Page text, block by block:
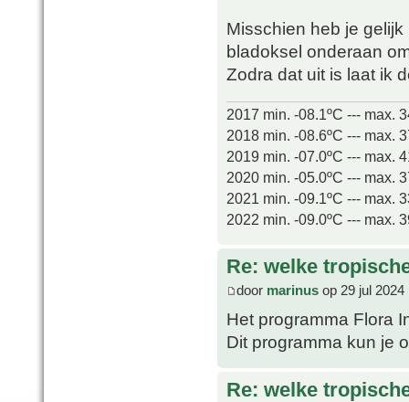
Misschien heb je
bladoksel onderaan
Zodra dat uit is laat ik
2017 min. -08.1ºC --- max.
2018 min. -08.6ºC --- max.
2019 min. -07.0ºC --- max.
2020 min. -05.0ºC --- max.
2021 min. -09.1ºC --- max.
2022 min. -09.0ºC --- max.
Re: welke
door marinus op 29 jul 2024
Het programma Flora
Dit programma kun je
Re: welke